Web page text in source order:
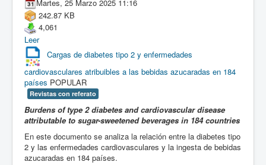
Martes, 25 Marzo 2025 11:16
242.87 KB
4,061
Leer
Cargas de diabetes tipo 2 y enfermedades
cardiovasculares atribuibles a las bebidas azucaradas en 184
países POPULAR
Revistas con referato
Burdens of type 2 diabetes and cardiovascular disease
attributable to sugar-sweetened beverages in 184 countries
En este documento se analiza la relación entre la diabetes tipo
2 y las enfermedades cardiovasculares y la ingesta de bebidas
azucaradas en 184 países.